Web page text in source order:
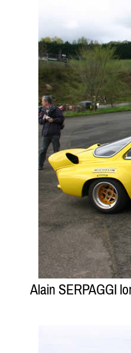
Alain SERPAGGI